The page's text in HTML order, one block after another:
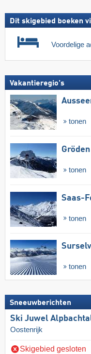
Dit skigebied boeken
Voordelige
Vakantieregio's
tonen
tonen
Saas-
tonen
tonen
Sneeuwberichten
Ski Juwel
Oostenrijk
Skigebied gesloten